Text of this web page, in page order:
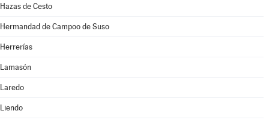
Hazas de Cesto
Hermandad de Campoo de Suso
Herrerías
Lamasón
Laredo
Liendo